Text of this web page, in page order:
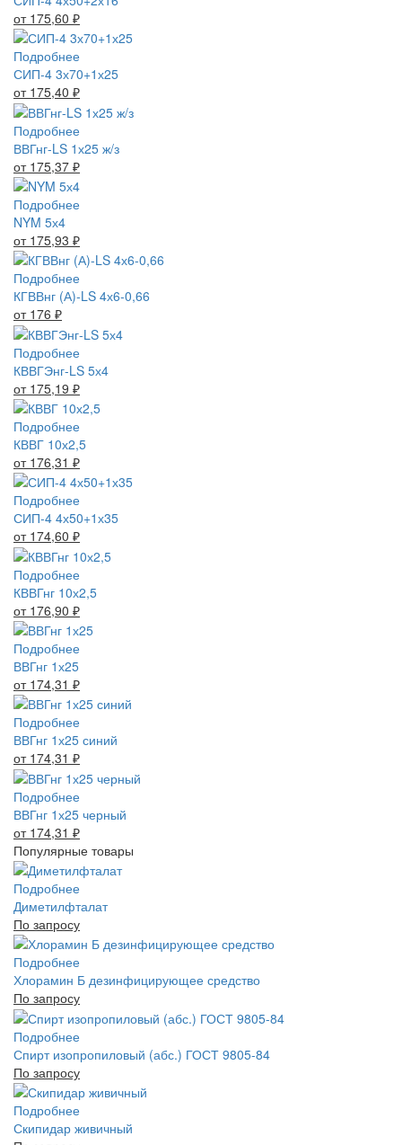
от 175,60 ₽
Подробнее
СИП-4 3х70+1х25
от 175,40 ₽
Подробнее
ВВГнг-LS 1х25 ж/з
от 175,37 ₽
Подробнее
NYM 5х4
от 175,93 ₽
Подробнее
КГВВнг (А)-LS 4х6-0,66
от 176 ₽
Подробнее
КВВГЭнг-LS 5х4
от 175,19 ₽
Подробнее
КВВГ 10х2,5
от 176,31 ₽
Подробнее
СИП-4 4х50+1х35
от 174,60 ₽
Подробнее
КВВГнг 10х2,5
от 176,90 ₽
Подробнее
ВВГнг 1х25
от 174,31 ₽
Подробнее
ВВГнг 1х25 синий
от 174,31 ₽
Подробнее
ВВГнг 1х25 черный
от 174,31 ₽
Популярные товары
Подробнее
Диметилфталат
По запросу
Подробнее
Хлорамин Б дезинфицирующее средство
По запросу
Подробнее
Спирт изопропиловый (абс.) ГОСТ 9805-84
По запросу
Подробнее
Скипидар живичный